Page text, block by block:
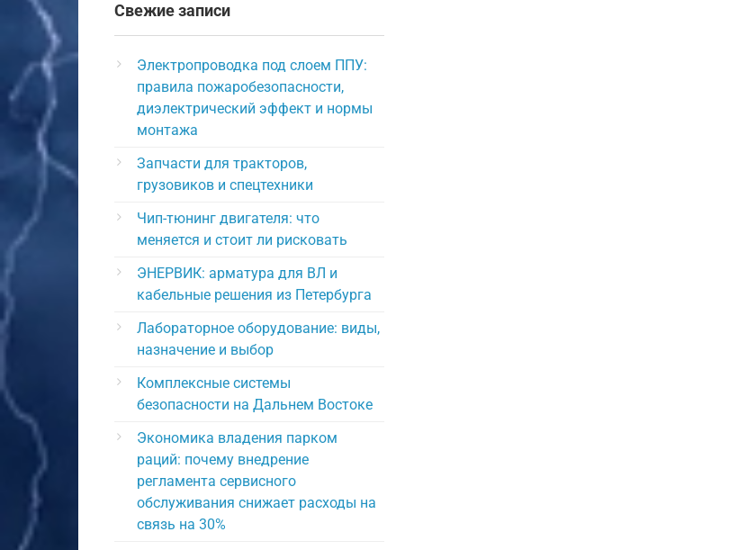
Свежие записи
Электропроводка под слоем ППУ:
правила пожаробезопасности,
диэлектрический эффект и нормы
монтажа
Запчасти для тракторов,
грузовиков и спецтехники
Чип-тюнинг двигателя: что
меняется и стоит ли рисковать
ЭНЕРВИК: арматура для ВЛ и
кабельные решения из Петербурга
Лабораторное оборудование: виды,
назначение и выбор
Комплексные системы
безопасности на Дальнем Востоке
Экономика владения парком
раций: почему внедрение
регламента сервисного
обслуживания снижает расходы на
связь на 30%